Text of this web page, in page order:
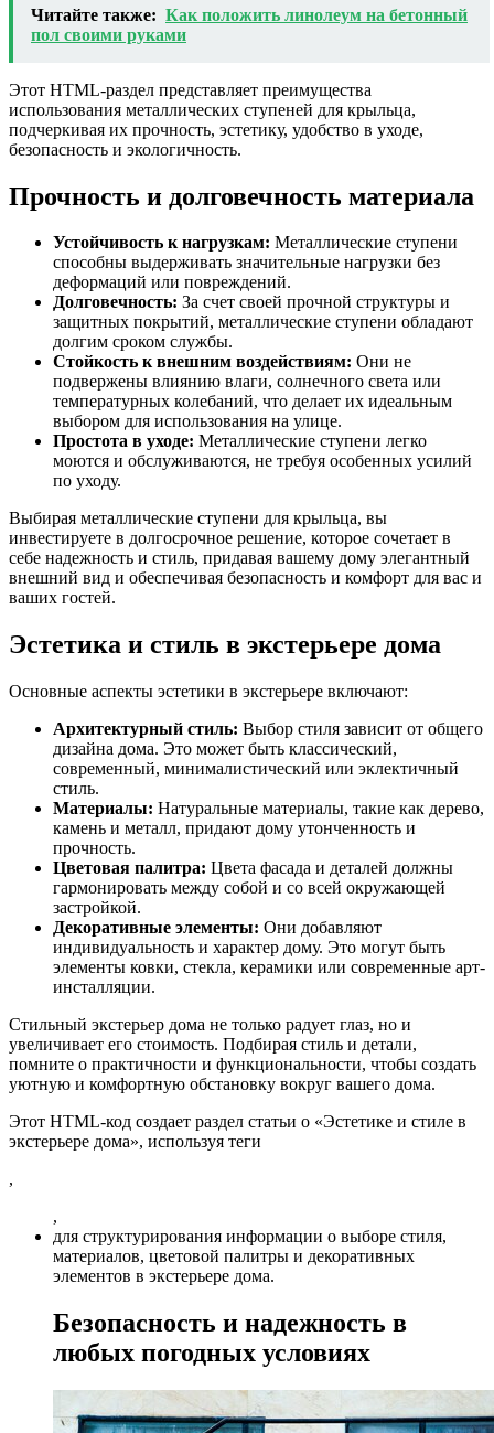
Читайте также: Как положить линолеум на бетонный
пол своими руками
Этот HTML-раздел представляет преимущества
использования металлических ступеней для крыльца,
подчеркивая их прочность, эстетику, удобство в уходе,
безопасность и экологичность.
Прочность и долговечность материала
Устойчивость к нагрузкам: Металлические ступени
способны выдерживать значительные нагрузки без
деформаций или повреждений.
Долговечность: За счет своей прочной структуры и
защитных покрытий, металлические ступени обладают
долгим сроком службы.
Стойкость к внешним воздействиям: Они не
подвержены влиянию влаги, солнечного света или
температурных колебаний, что делает их идеальным
выбором для использования на улице.
Простота в уходе: Металлические ступени легко
моются и обслуживаются, не требуя особенных усилий
по уходу.
Выбирая металлические ступени для крыльца, вы
инвестируете в долгосрочное решение, которое сочетает в
себе надежность и стиль, придавая вашему дому элегантный
внешний вид и обеспечивая безопасность и комфорт для вас и
ваших гостей.
Эстетика и стиль в экстерьере дома
Основные аспекты эстетики в экстерьере включают:
Архитектурный стиль: Выбор стиля зависит от общего
дизайна дома. Это может быть классический,
современный, минималистический или эклектичный
стиль.
Материалы: Натуральные материалы, такие как дерево,
камень и металл, придают дому утонченность и
прочность.
Цветовая палитра: Цвета фасада и деталей должны
гармонировать между собой и со всей окружающей
застройкой.
Декоративные элементы: Они добавляют
индивидуальность и характер дому. Это могут быть
элементы ковки, стекла, керамики или современные арт-
инсталляции.
Стильный экстерьер дома не только радует глаз, но и
увеличивает его стоимость. Подбирая стиль и детали,
помните о практичности и функциональности, чтобы создать
уютную и комфортную обстановку вокруг вашего дома.
Этот HTML-код создает раздел статьи о «Эстетике и стиле в
экстерьере дома», используя теги
,
,
для структурирования информации о выборе стиля,
материалов, цветовой палитры и декоративных
элементов в экстерьере дома.
Безопасность и надежность в
любых погодных условиях